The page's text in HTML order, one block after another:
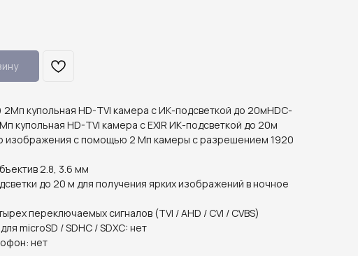
купольная HD-TVI камера с ИК-подсветкой до 20мHDC-
купольная HD-TVI камера с EXIR ИК-подсветкой до 20м
изображения с помощью 2 Мп камеры с разрешением 1920
2.8, 3.6 мм
до 20 м для получения ярких изображений в ночное
переключаемых сигналов (TVI / AHD / CVI / CVBS)
microSD / SDHC / SDXC: нет
нет